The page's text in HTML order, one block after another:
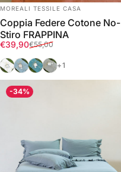
FORNITORE:
MOREALI TESSILE CASA
Coppia Federe Cotone No-
Stiro FRAPPINA
Prezzo scontato
€39,90
Prezzo di listino
€55,00
BiancoAzzurro Polvere
Ottanio
Grigio
+1
-34%